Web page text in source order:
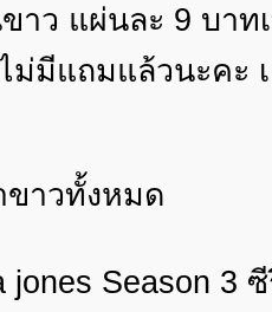
าว แผ่นละ 9 บา
ม่มีแถมแล้วนะคะ
ขาวทั้งหมด
jones Season 3